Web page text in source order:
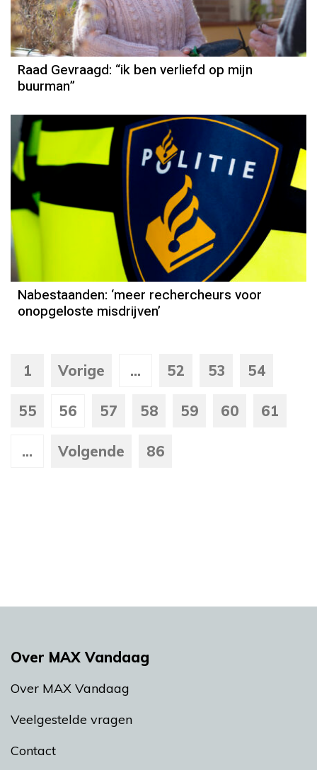
Raad Gevraagd: “ik ben verliefd op mijn
buurman”
Nabestaanden: ‘meer rechercheurs voor
onopgeloste misdrijven’
1 Vorige ... 52 53 54
55 56 57 58 59 60 61
... Volgende 86
Over MAX Vandaag
Over MAX Vandaag
Veelgestelde vragen
Contact